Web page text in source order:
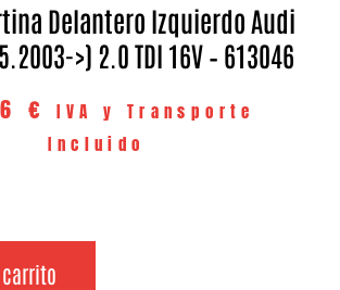
Delantero Izquierdo Audi
>) 2.0 TDI 16V – 613046
€
IVA y Transporte
Incluido